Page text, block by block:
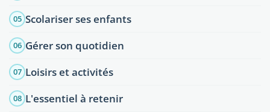
05 Scolariser ses enfants
06 Gérer son quotidien
07 Loisirs et activités
08 L'essentiel à retenir